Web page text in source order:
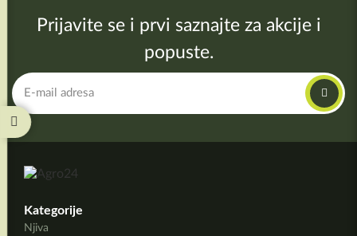
Prijavite se i prvi saznajte za akcije i
popuste.
Kategorije
Njiva